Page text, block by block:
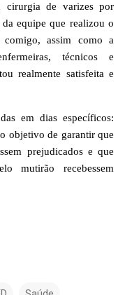
cirurgia de varizes por
equipe que realizou o
comigo, assim como a
técnicos e
realmente satisfeita e
em dias específicos:
objetivo de garantir que
prejudicados e que
mutirão recebessem